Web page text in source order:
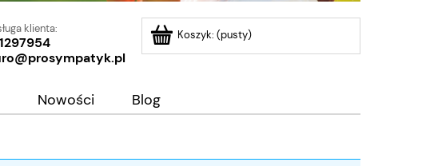
Koszyk: (pusty)
klienta:
Nowości Blog